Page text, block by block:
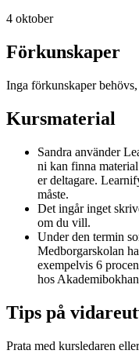
4 oktober
Förkunskaper
Inga förkunskaper
Kursmaterial
Sandra använder
ni kan finna
er deltagare.
måste.
Det ingår inget
om du vill.
Under den termin
Medborgarskolan
exempelvis 6
hos
Tips på
Prata med kursledaren